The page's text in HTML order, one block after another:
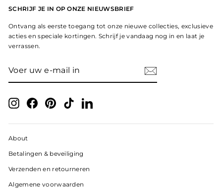
SCHRIJF JE IN OP ONZE NIEUWSBRIEF
Ontvang als eerste toegang tot onze nieuwe collecties, exclusieve
acties en speciale kortingen. Schrijf je vandaag nog in en laat je
verrassen.
UW
InstagramFacebookPinterestTikTokLinkedIn
About
Betalingen & beveiliging
Verzenden en retourneren
Algemene voorwaarden